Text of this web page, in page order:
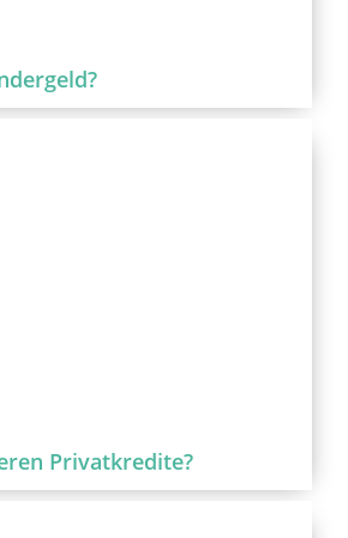
Privatkredite?